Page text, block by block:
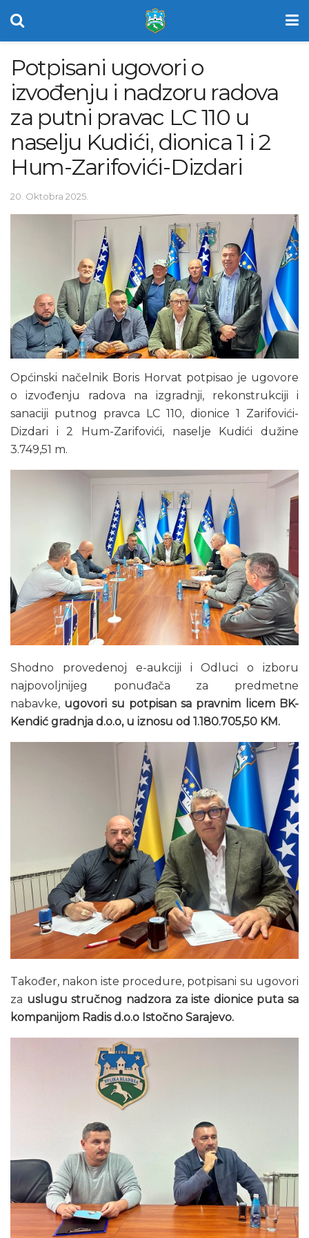
Potpisani ugovori o
izvođenju i nadzoru radova
za putni pravac LC 110 u
naselju Kudići, dionica 1 i 2
Hum-Zarifovići-Dizdari
20. Oktobra 2025.
Općinski načelnik Boris Horvat potpisao je ugovore
o izvođenju radova na izgradnji, rekonstrukciji i
sanaciji putnog pravca LC 110, dionice 1 Zarifovići-
Dizdari i 2 Hum-Zarifovići, naselje Kudići dužine
3.749,51 m.
Shodno provedenoj e-aukciji i Odluci o izboru
najpovoljnijeg ponuđača za predmetne
nabavke, ugovori su potpisan sa pravnim licem BK-
Kendić gradnja d.o.o, u iznosu od 1.180.705,50 KM.
Također, nakon iste procedure, potpisani su ugovori
za uslugu stručnog nadzora za iste dionice puta sa
kompanijom Radis d.o.o Istočno Sarajevo.